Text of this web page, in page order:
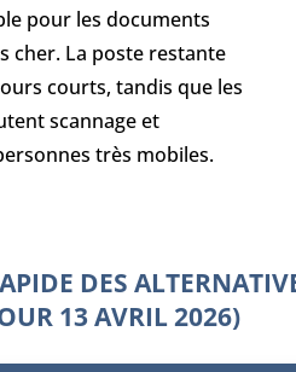
pour les documents
cher. La poste restante
courts, tandis que les
scannage et
très mobiles.
DES
13 AVRIL 2026)